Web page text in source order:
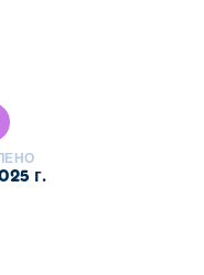
как Джейк, Ютани,
или более
сквозь
У каждого
г.